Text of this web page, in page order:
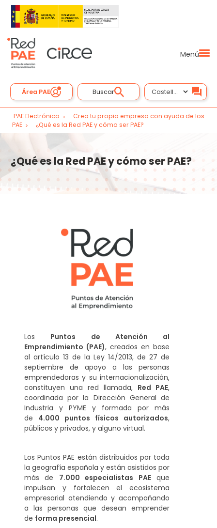
Área PAE Buscar
Menú
PAE Electrónico
Crea tu propia empresa con ayuda de los
PAE
¿Qué es la Red PAE y cómo ser PAE?
¿Qué es la Red PAE y cómo ser PAE?
Los Puntos de Atención al
Emprendimiento (PAE), creados en base
al artículo 13 de la Ley 14/2013, de 27 de
septiembre de apoyo a las personas
emprendedoras y su internacionalización,
constituyen una red llamada, Red PAE,
coordinada por la Dirección General de
Industria y PYME y formada por más
de 4.000 puntos físicos autorizados,
públicos y privados, y alguno virtual.
Los Puntos PAE están distribuidos por toda
la geografía española y están asistidos por
más de 7.000 especialistas PAEque
impulsan y fortalecen el ecosistema
empresarial atendiendo y acompañando
a las personas que desean emprender
de forma presencial.